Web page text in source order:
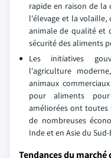
rapide en raison de la
l'élevage et la
animale de qualité et
sécurité des aliments
Les initiatives
l'agriculture
animaux
pour aliments
améliorées ont toutes
de nombreuses
Inde et en Asie du Sud-
Tendances du